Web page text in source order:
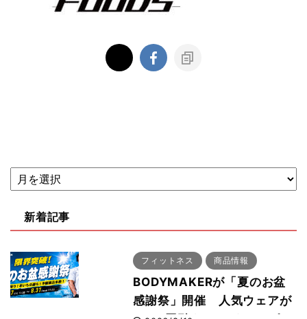
新着記事
フィットネス 商品情報
BODYMAKERが「夏のお盆
感謝祭」開催 人気ウェアが